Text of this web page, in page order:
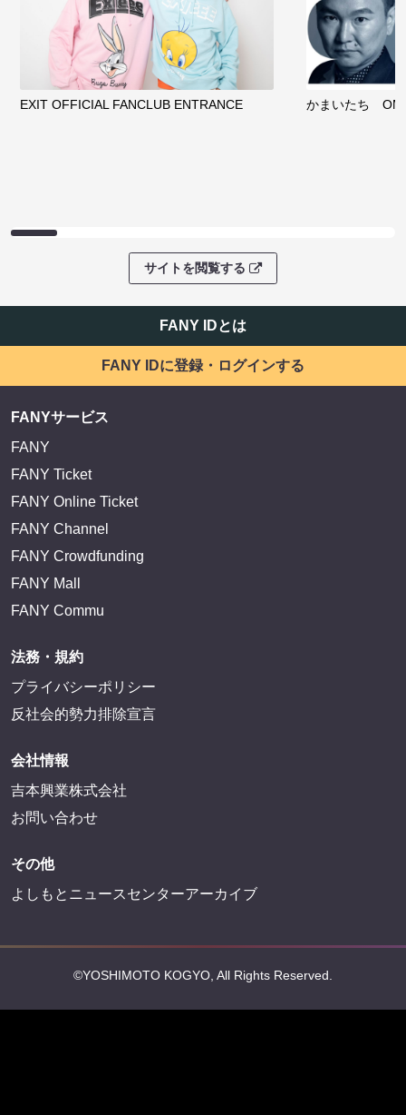
EXIT OFFICIAL FANCLUB ENTRANCE かまいたち
サイトを閲覧する
FANY IDとは
FANY IDに登録・ログインする
FANYサービス
FANY
FANY Ticket
FANY Online Ticket
FANY Channel
FANY Crowdfunding
FANY Mall
FANY Commu
法務・規約
プライバシーポリシー
反社会的勢力排除宣言
会社情報
吉本興業株式会社
お問い合わせ
その他
よしもとニュースセンターアーカイブ
©YOSHIMOTO KOGYO, All Rights Reserved.